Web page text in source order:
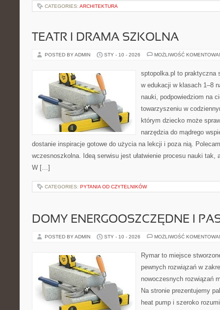
CATEGORIES: ARCHITEKTURA
TEATR I DRAMA SZKOLNA
POSTED BY ADMIN STY - 10 - 2026 MOŻLIWOŚĆ
sptopolka.pl to praktyczna
w edukacji w klasach 1–8
nauki, podpowiedziom na
towarzyszeniu w
którym dziecko może
narzędzia do mądrego
dostanie inspiracje gotowe do użycia na lekcji i poza nią.
wczesnoszkolna. Ideą serwisu jest ułatwienie procesu nauki tak,
W […]
CATEGORIES: PYTANIA OD CZYTELNIKÓW
DOMY ENERGOOSZCZĘDNE I
POSTED BY ADMIN STY - 10 - 2026 MOŻLIWOŚĆ
Rymar to miejsce
pewnych rozwiązań w
nowoczesnych rozwiązań
Na stronie prezentujemy
heat pump i szeroko